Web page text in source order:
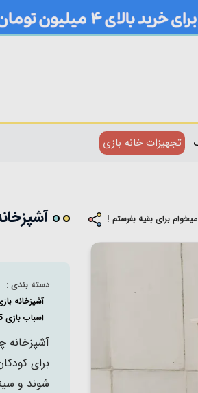
تجهیزات خانه بازی
میخوام برای بقیه بفرستم !
دسته بندی :
آشپزخانه
اسباب بازی 5 تا 7 سال
آشپزخانه
شوند و